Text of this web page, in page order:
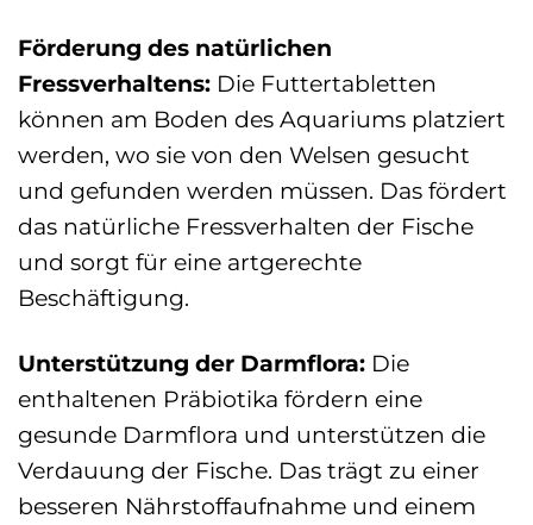
Förderung des natürlichen
Fressverhaltens: Die Futtertabletten
können am Boden des Aquariums platziert
werden, wo sie von den Welsen gesucht
und gefunden werden müssen. Das fördert
das natürliche Fressverhalten der Fische
und sorgt für eine artgerechte
Beschäftigung.
Unterstützung der Darmflora: Die
enthaltenen Präbiotika fördern eine
gesunde Darmflora und unterstützen die
Verdauung der Fische. Das trägt zu einer
besseren Nährstoffaufnahme und einem